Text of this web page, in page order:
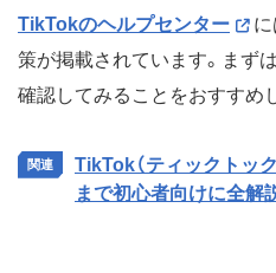
TikTokのヘルプセンター
策が掲載されています。まず
確認してみることをおすすめ
TikTok（ティックトッ
まで初心者向けに全解